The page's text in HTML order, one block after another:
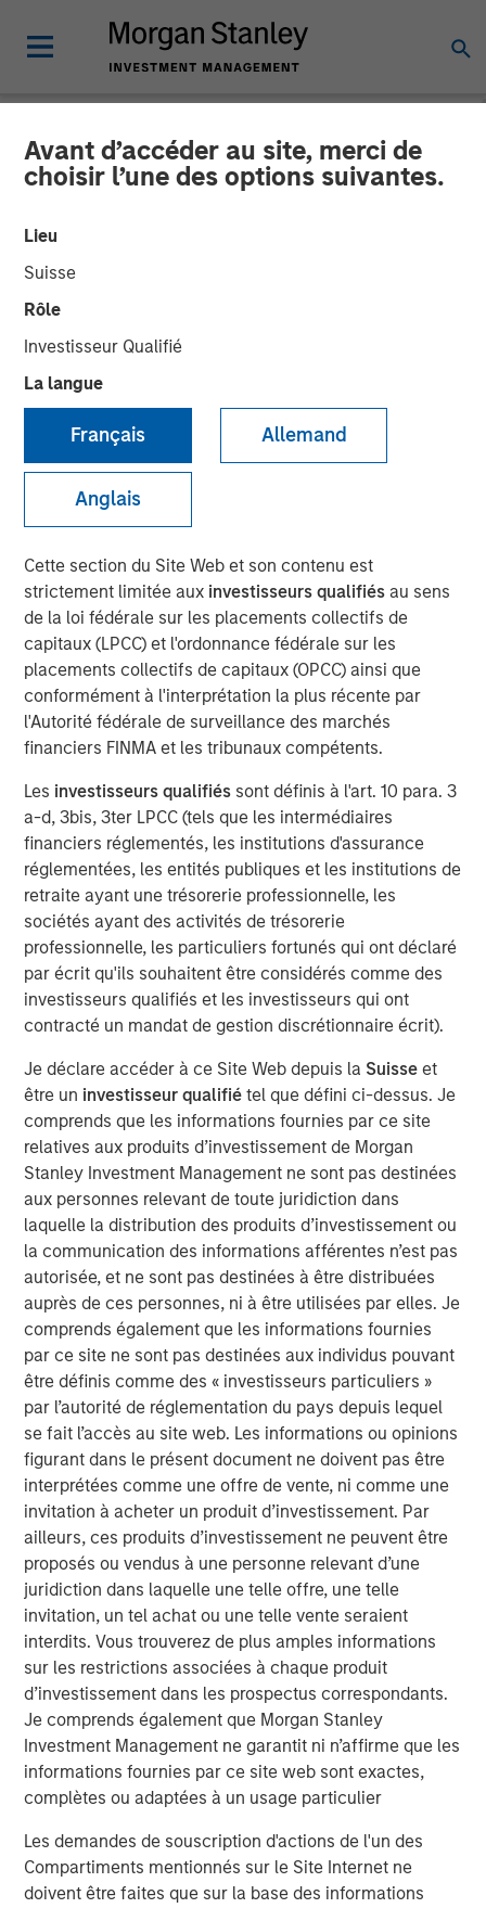
Avant d’accéder au site, merci de
choisir l’une des options suivantes.
Lieu
Suisse
Rôle
Investisseur Qualifié
La langue
Français Allemand
Anglais
Cette section du Site Web et son contenu est
strictement limitée aux investisseurs qualifiésau sens
de la loi fédérale sur les placements collectifs de
capitaux (LPCC) et l'ordonnance fédérale sur les
placements collectifs de capitaux (OPCC) ainsi que
conformément à l'interprétation la plus récente par
l'Autorité fédérale de surveillance des marchés
financiers FINMA et les tribunaux compétents.
Les investisseurs qualifiés sont définis à l'art. 10 para. 3
a-d, 3bis, 3ter LPCC (tels que les intermédiaires
financiers réglementés, les institutions d'assurance
réglementées, les entités publiques et les institutions de
retraite ayant une trésorerie professionnelle, les
sociétés ayant des activités de trésorerie
professionnelle, les particuliers fortunés qui ont déclaré
par écrit qu'ils souhaitent être considérés comme des
investisseurs qualifiés et les investisseurs qui ont
contracté un mandat de gestion discrétionnaire écrit).
Je déclare accéder à ce Site Web depuis la Suisse et
être un investisseur qualifiétel que défini ci-dessus. Je
comprends que les informations fournies par ce site
relatives aux produits d’investissement de Morgan
Stanley Investment Management ne sont pas destinées
aux personnes relevant de toute juridiction dans
laquelle la distribution des produits d’investissement ou
la communication des informations afférentes n’est pas
autorisée, et ne sont pas destinées à être distribuées
auprès de ces personnes, ni à être utilisées par elles. Je
comprends également que les informations fournies
par ce site ne sont pas destinées aux individus pouvant
être définis comme des « investisseurs particuliers »
par l’autorité de réglementation du pays depuis lequel
se fait l’accès au site web. Les informations ou opinions
figurant dans le présent document ne doivent pas être
interprétées comme une offre de vente, ni comme une
invitation à acheter un produit d’investissement. Par
ailleurs, ces produits d’investissement ne peuvent être
proposés ou vendus à une personne relevant d’une
juridiction dans laquelle une telle offre, une telle
invitation, un tel achat ou une telle vente seraient
interdits. Vous trouverez de plus amples informations
sur les restrictions associées à chaque produit
d’investissement dans les prospectus correspondants.
Je comprends également que Morgan Stanley
Investment Management ne garantit ni n’affirme que les
informations fournies par ce site web sont exactes,
complètes ou adaptées à un usage particulier
Les demandes de souscription d'actions de l'un des
Compartiments mentionnés sur le Site Internet ne
doivent être faites que sur la base des informations
CARON'S CORNER INSIGHTS
Make a $20 Hamburger
Affordable Again
Jim Caron
Portfolio Solutions Group
05:10
00:00
It used to be that you could go to a diner and get a
hamburger deluxe – lettuce, tomato, pickle and fries
– for $12. Now it’s $20.
This is the “inflation” people feel every day and
there is no convincing them that inflation is under
control.
However, I think the problem is framed incorrectly
and misunderstood: As price levels are unlikely to
come down, the solution is to increase incomes.
So to make a $20 hamburger affordable again there
must be an increase in incomewithout increasing
inflation . And how do you do that?
Let’s get into it!
View transcript
See below for important disclosures.
Portfolio Solutions Group
The Portfolio Solutions Group is a comprehensive multi-
asset business, with activity across all asset strategies
and types (traditional and alternative), through solutions
that span fully liquid (public assets), comprehensive
(public and private assets) and fully private portfolios.
Offerings are delivered via a managed portfolio or model,
in discretionary or advisory format.
Idées liées
CARON’S CORNER
There’s a New Sheriff in Town: Culture
Change at the Fed
CARON’S CORNER
The Blurred Lines Between Growth and Value
Create an Investment Opportunity
CARON’S CORNER
Adapting to a Structurally Higher Nominal
World